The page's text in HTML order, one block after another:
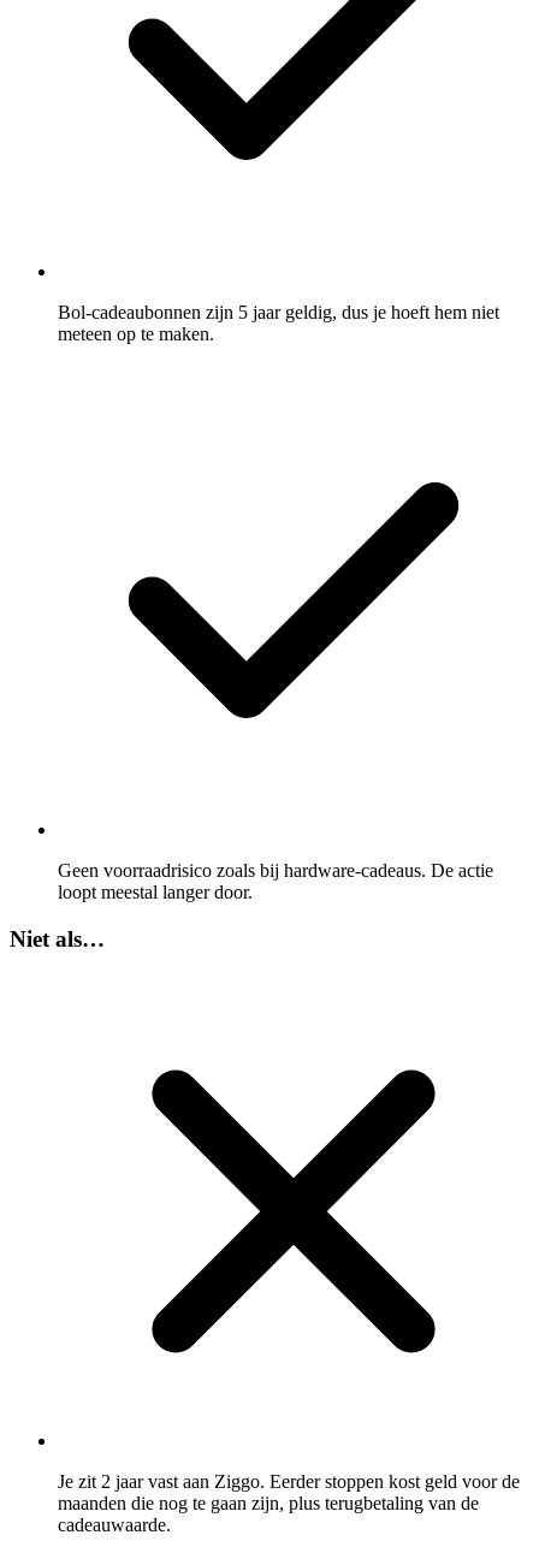
Bol-cadeaubonnen zijn 5 jaar geldig, dus je hoeft hem niet
meteen op te maken.
Geen voorraadrisico zoals bij hardware-cadeaus. De actie
loopt meestal langer door.
Niet als…
Je zit 2 jaar vast aan Ziggo. Eerder stoppen kost geld voor de
maanden die nog te gaan zijn, plus terugbetaling van de
cadeauwaarde.